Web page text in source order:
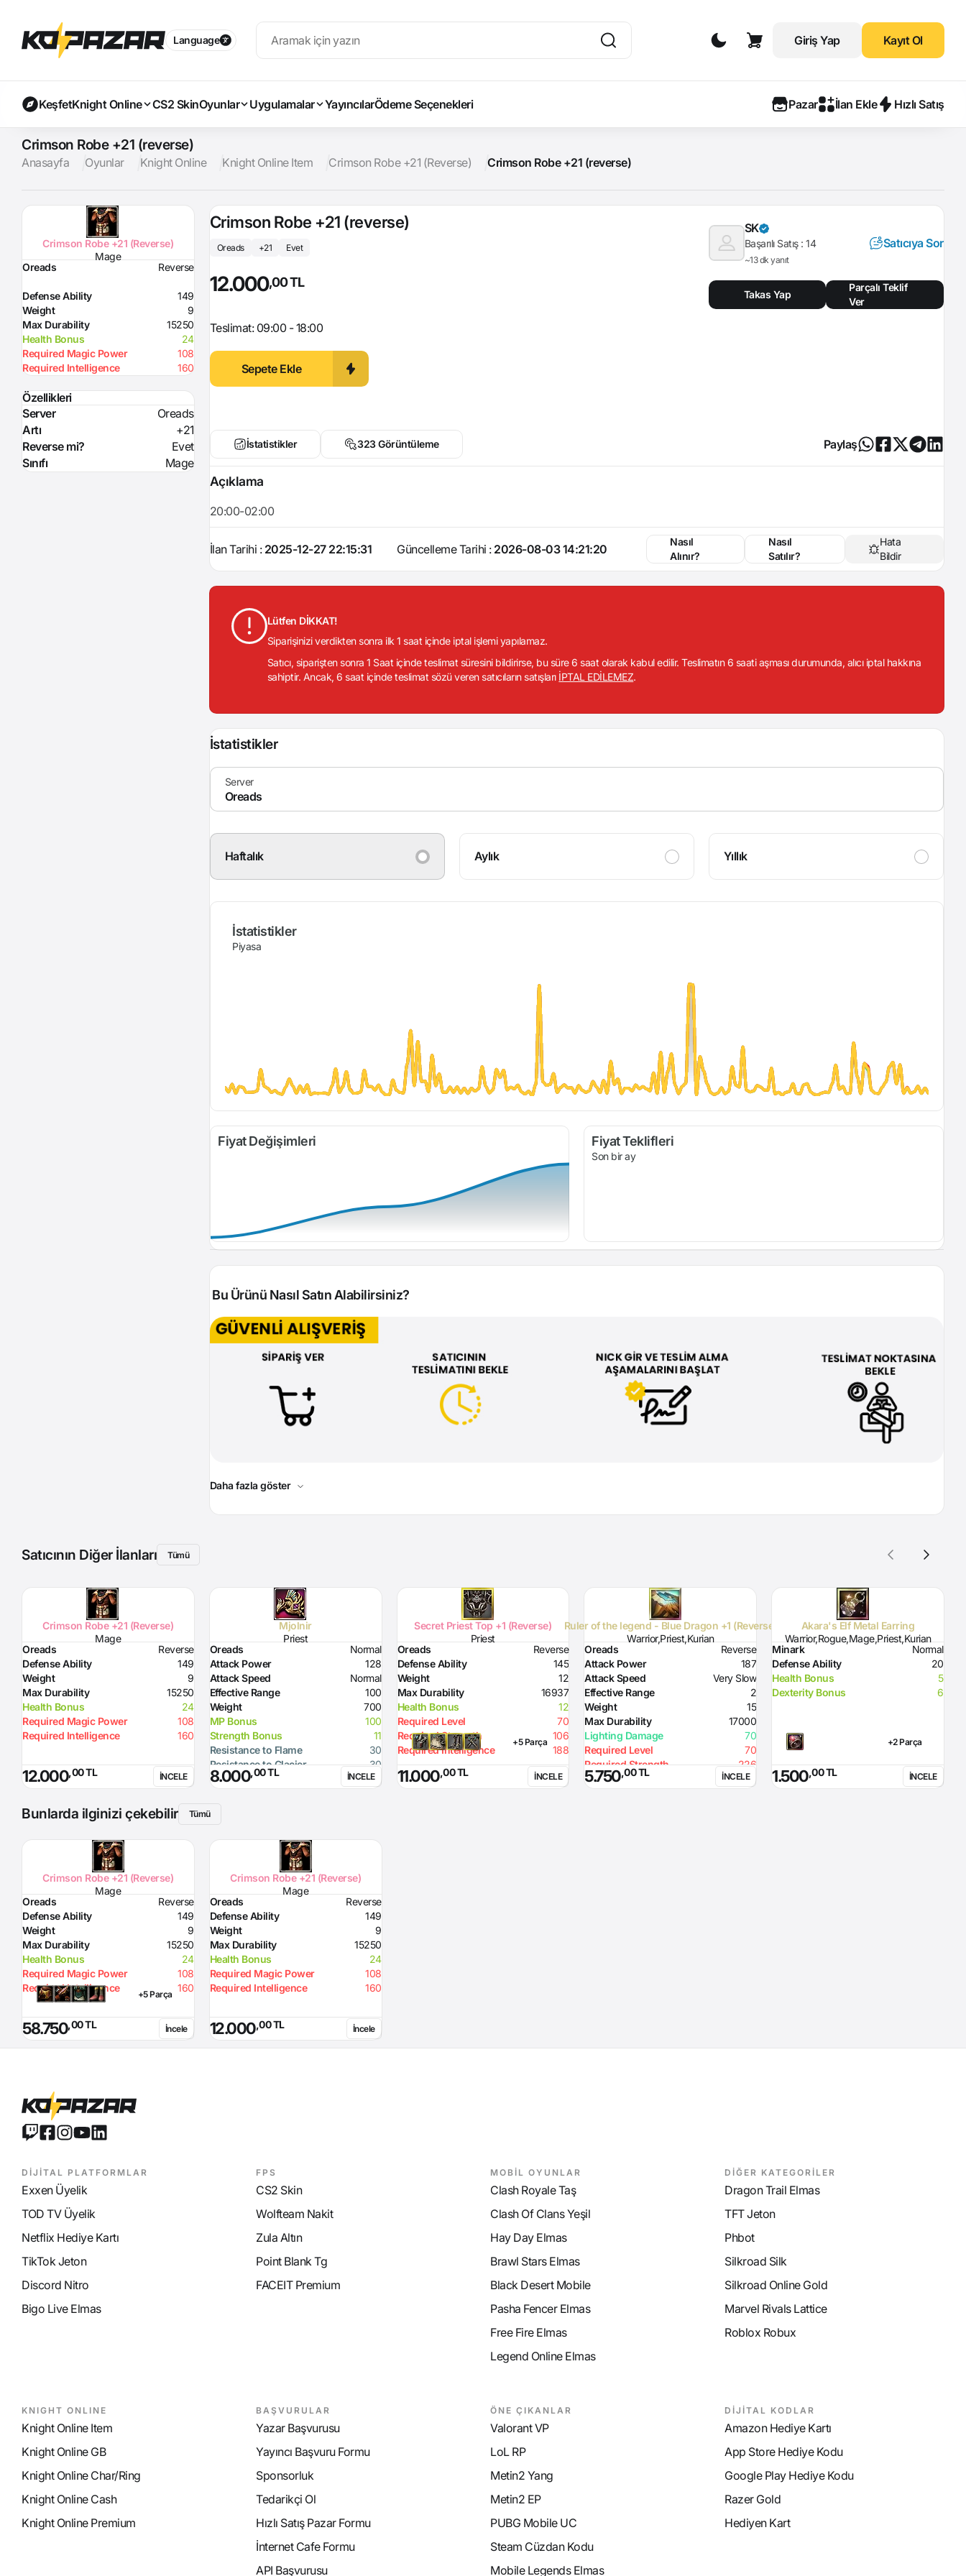
Language Giriş Yap Kayıt Ol
KeşfetKnight Online CS2 SkinOyunlar Uygulamalar YayıncılarÖdeme Seçenekleri Pazar İlan Ekle Hızlı Satış
Crimson Robe +21 (reverse)
Anasayfa Oyunlar Knight Online Knight Online Item Crimson Robe +21 (Reverse) Crimson Robe +21 (reverse)
Crimson Robe +21 (Reverse)
Mage
Oreads
Reverse
Defense Ability
149
Weight
9
Max Durability
15250
Health Bonus
24
Required Magic Power
108
Required Intelligence
160
Özellikleri
Server
Oreads
Artı
+21
Reverse mi?
Evet
Sınıfı
Mage
Crimson Robe +21 (reverse)
Oreads +21 Evet
12.000,00 TL
Teslimat: 09:00 - 18:00
Sepete Ekle
SK
Başarılı Satış :14
~13 dk yanıt
Satıcıya Sor
Takas Yap
Parçalı Teklif
Ver
İstatistikler 323 Görüntüleme Paylaş
Açıklama
20:00-02:00
İlan Tarihi : 2025-12-27 22:15:31 Güncelleme Tarihi : 2026-08-03 14:21:20
Nasıl
Alınır?
Nasıl
Satılır?
Hata
Bildir
Lütfen DİKKAT!
Siparişinizi verdikten sonra ilk 1 saat içinde iptal işlemi yapılamaz.
Satıcı, siparişten sonra 1 Saat içinde teslimat süresini bildirirse, bu süre 6 saat olarak kabul edilir. Teslimatın 6 saati aşması durumunda, alıcı iptal hakkına
sahiptir. Ancak, 6 saat içinde teslimat sözü veren satıcıların satışları İPTAL EDİLEMEZ.
İstatistikler
Haftalık Aylık Yıllık
İstatistikler
Piyasa
Fiyat Değişimleri Fiyat Teklifleri
Son bir ay
Bu Ürünü Nasıl Satın Alabilirsiniz?
Daha fazla göster
Satıcının Diğer İlanları Tümü
Crimson Robe +21 (Reverse)
Mage
Oreads
Reverse
Defense Ability
149
Weight
9
Max Durability
15250
Health Bonus
24
Required Magic Power
108
Required Intelligence
160
12.000,00 TL İNCELE
Mjolnir
Priest
Oreads
Normal
Attack Power
128
Attack Speed
Normal
Effective Range
100
Weight
700
MP Bonus
100
Strength Bonus
11
Resistance to Flame
30
Resistance to Glacier
30
Resistance to Lighting
30
before Cannot use against the
The Ones to Be Summoned
8.000,00 TL İNCELE
Secret Priest Top +1 (Reverse)
Priest
Oreads
Reverse
Defense Ability
145
Weight
12
Max Durability
16937
Health Bonus
12
Required Level
70
Required Strength
106
Required Intelligence
188
+5 Parça
11.000,00 TL İNCELE
Ruler of the legend - Blue Dragon +1 (Reverse)
Warrior,Priest,Kurian
Oreads
Reverse
Attack Power
187
Attack Speed
Very Slow
Effective Range
2
Weight
15
Max Durability
17000
Lighting Damage
70
Required Level
70
Required Strength
226
5.750,00 TL İNCELE
Akara's Elf Metal Earring
Warrior,Rogue,Mage,Priest,Kurian
Minark
Normal
Defense Ability
20
Health Bonus
5
Dexterity Bonus
6
+2 Parça
1.500,00 TL İNCELE
Bunlarda ilginizi çekebilir Tümü
Crimson Robe +21 (Reverse)
Mage
Oreads
Reverse
Defense Ability
149
Weight
9
Max Durability
15250
Health Bonus
24
Required Magic Power
108
Required Intelligence
160
+5 Parça
58.750,00 TL İncele
Crimson Robe +21 (Reverse)
Mage
Oreads
Reverse
Defense Ability
149
Weight
9
Max Durability
15250
Health Bonus
24
Required Magic Power
108
Required Intelligence
160
12.000,00 TL İncele
DİJİTAL PLATFORMLAR
Exxen Üyelik
TOD TV Üyelik
Netflix Hediye Kartı
TikTok Jeton
Discord Nitro
Bigo Live Elmas
FPS
CS2 Skin
Wolfteam Nakit
Zula Altın
Point Blank Tg
FACEIT Premium
MOBİL OYUNLAR
Clash Royale Taş
Clash Of Clans Yeşil
Hay Day Elmas
Brawl Stars Elmas
Black Desert Mobile
Pasha Fencer Elmas
Free Fire Elmas
Legend Online Elmas
DİĞER KATEGORİLER
Dragon Trail Elmas
TFT Jeton
Phbot
Silkroad Silk
Silkroad Online Gold
Marvel Rivals Lattice
Roblox Robux
KNIGHT ONLINE
Knight Online Item
Knight Online GB
Knight Online Char/Ring
Knight Online Cash
Knight Online Premium
BAŞVURULAR
Yazar Başvurusu
Yayıncı Başvuru Formu
Sponsorluk
Tedarikçi Ol
Hızlı Satış Pazar Formu
İnternet Cafe Formu
API Başvurusu
ÖNE ÇIKANLAR
Valorant VP
LoL RP
Metin2 Yang
Metin2 EP
PUBG Mobile UC
Steam Cüzdan Kodu
Mobile Legends Elmas
DİJİTAL KODLAR
Amazon Hediye Kartı
App Store Hediye Kodu
Google Play Hediye Kodu
Razer Gold
Hediyen Kart